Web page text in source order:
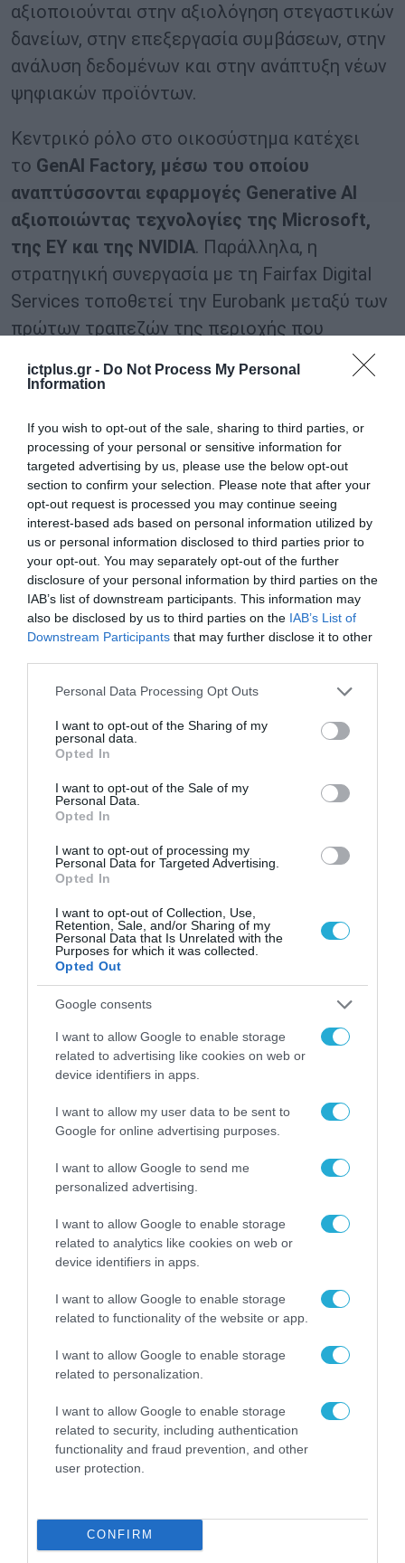
ictplus.gr - Do Not Process My Personal
Information
If you wish to opt-out of the sale, sharing to third parties, or
processing of your personal or sensitive information for
targeted advertising by us, please use the below opt-out
section to confirm your selection. Please note that after your
opt-out request is processed you may continue seeing
interest-based ads based on personal information utilized by
us or personal information disclosed to third parties prior to
your opt-out. You may separately opt-out of the further
disclosure of your personal information by third parties on the
IAB’s list of downstream participants. This information may
also be disclosed by us to third parties on the IAB’s List of
Downstream Participants that may further disclose it to other
Please note that this website/app uses one or more Google
not limited to your visit or usage behaviour. You may click to
grant or deny consent to Google and its third-party tags to
use your data for below specified purposes in below Google
consent section.
Personal Data Processing Opt Outs
I want to opt-out of the Sharing of my
personal data.
Opted In
I want to opt-out of the Sale of my
Personal Data.
Opted In
I want to opt-out of processing my
Personal Data for Targeted Advertising.
Opted In
I want to opt-out of Collection, Use,
Retention, Sale, and/or Sharing of my
Personal Data that Is Unrelated with the
Purposes for which it was collected.
Opted Out
Google consents
I want to allow Google to enable storage
related to advertising like cookies on web or
device identifiers in apps.
I want to allow my user data to be sent to
Google for online advertising purposes.
I want to allow Google to send me
personalized advertising.
I want to allow Google to enable storage
related to analytics like cookies on web or
device identifiers in apps.
I want to allow Google to enable storage
related to functionality of the website or app.
I want to allow Google to enable storage
related to personalization.
I want to allow Google to enable storage
related to security, including authentication
functionality and fraud prevention, and other
user protection.
CONFIRM
αξιοποιούνται στην αξιολόγηση στεγαστικών
δανείων, στην επεξεργασία συμβάσεων, στην
ανάλυση δεδομένων και στην ανάπτυξη νέων
ψηφιακών προϊόντων.
Κεντρικό ρόλο στο οικοσύστημα κατέχει
το GenAI Factory, μέσω του οποίου
αναπτύσσονται εφαρμογές Generative AI
αξιοποιώντας τεχνολογίες της Microsoft,
της EY και της NVIDIA. Παράλληλα, η
στρατηγική συνεργασία με τη Fairfax Digital
Services τοποθετεί την Eurobank μεταξύ των
πρώτων τραπεζών της περιοχής που
υλοποιούν λύσεις Agentic AI σε οργανωμένη
κλίμακα. Στο ίδιο πλαίσιο εντάσσεται και η
ανάπτυξη του Digital Brain, μιας πλατφόρμας
που ενσωματώνει την Τεχνητή Νοημοσύνη
σε κρίσιμες τραπεζικές λειτουργίες και
στον κύκλο ανάπτυξης λογισμικού. Το
τεχνολογικό οικοσύστημα συμπληρώνεται
από το Global Delivery Center στην Πούνε της
Ινδίας, το οποίο υποστηρίζει έργα για τις
διεθνείς δραστηριότητες του Ομίλου.
ανάπτυξη ανθρώπινου δυναμικού με
εξειδίκευση στις νέες τεχνολογίες. Την
τελευταία διετία
εργαζόμενοι συμμετείχαν σε εκπαιδευτικά
προγράμματα για το Machine Learning και το
17.000 ωρών, ενώ η τράπεζα στηρίζει και το
μεταπτυχιακό πρόγραμμα «MSc in AI for
Digital Transformation» του Οικονομικού
Πανεπιστημίου Αθηνών, ενισχύοντας τη
σύνδεση της τραπεζικής καινοτομίας με την
ακαδημαϊκή κοινότητα.
EUROBANK